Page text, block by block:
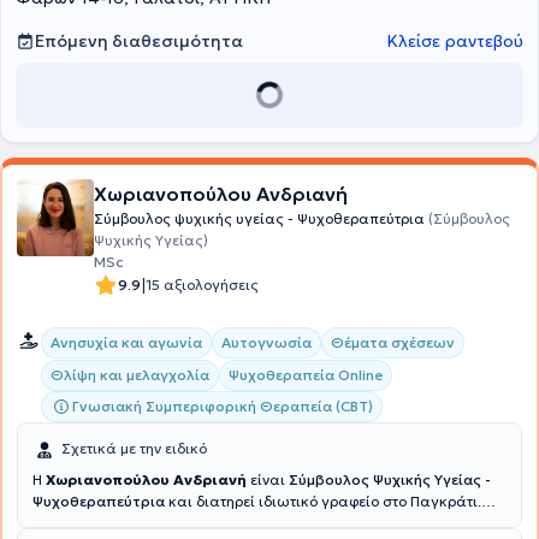
ψυχοκοινωνική υποστήριξη σε εφήβους και ενήλικες. Πλέον παρέχει
άνεση, διευκολύνοντας έτσι την πρόσβαση ατόμων από κάθε σημείο
της Ελλάδας και του εξωτερικού.
Επόμενη διαθεσιμότητα
Κλείσε ραντεβού
Χωριανοπούλου Ανδριανή
Σύμβουλος ψυχικής υγείας - Ψυχοθεραπεύτρια (Σύμβουλος
Ψυχικής Υγείας)
MSc
9.9|15 αξιολογήσεις
Ανησυχία και αγωνία Αυτογνωσία
Θέματα σχέσεων
Θλίψη και μελαγχολία
Ψυχοθεραπεία Online
Γνωσιακή Συμπεριφορική Θεραπεία (CBT)
Σχετικά με την ειδικό
Η Χωριανοπούλου Ανδριανή είναι Σύμβουλος Ψυχικής Υγείας -
Ψυχοθεραπεύτρια και διατηρεί ιδιωτικό γραφείο στο Παγκράτι.